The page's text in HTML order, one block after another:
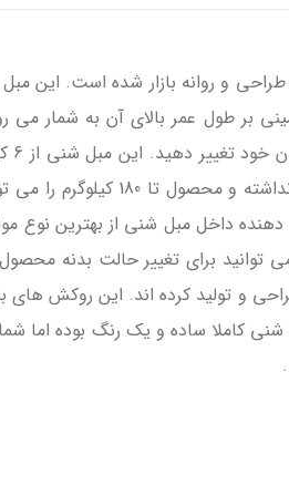
برای استفاده در منزل و یا محل کار طراحی و روانه بازار شده
زمان خرید عرضه شده و تضمینی بر طول عمر بالای آن به
شنی
بدنه برخوردار بوده و موجب حمل و جا به جایی آسان آن می شود. البته این وزن کم تاثیری بر
داخل مبل شنی از بهترین نوع
توانید برای تغییر حالت بدنه
و تولید کرده اند. این روکش های
کاملا ساده و یک رنگ بوده اما